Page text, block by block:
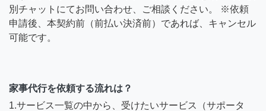
別チャットにてお問い合わせ、ご相談ください。 ※依頼
申請後、本契約前（前払い決済前）であれば、キャンセル
可能です。
家事代行を依頼する流れは？
1.サービス一覧の中から、受けたいサービス（サポータ